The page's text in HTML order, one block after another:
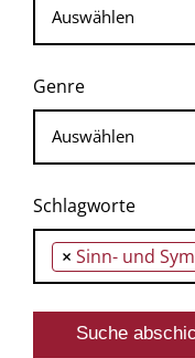
Genre
Schlagworte
× Sinn- und Symbolpolitik